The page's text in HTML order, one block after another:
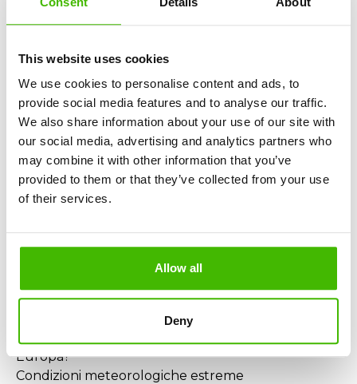
This website uses cookies
We use cookies to personalise content and ads, to
provide social media features and to analyse our traffic.
We also share information about your use of our site with
our social media, advertising and analytics partners who
may combine it with other information that you’ve
provided to them or that they’ve collected from your use
of their services.
Allow all
Deny
Se Air Europa rifiuta il pagamento, il team legale di
AirClaim si occupa di tutto, compresi i passaggi
Negato imbarco o volo Air Europa in overbooking?
Rimborso integrale del biglietto
Un volo alternativo
Risarcimento Air Europa fino a 600€
Hai perso una coincidenza per un ritardo Air
Reindirizzamento verso la destinazione finale
trasporto)
Europa?
Condizioni meteorologiche estreme